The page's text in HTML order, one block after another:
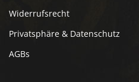
Widerrufsrecht
Privatsphäre & Datenschutz
AGBs